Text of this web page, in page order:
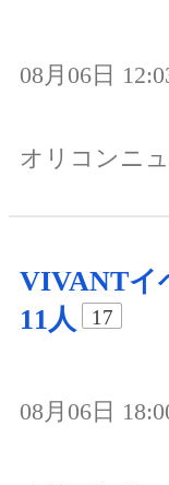
08月06日
オリコンニ
VIVANTイ
11人
17
08月06日